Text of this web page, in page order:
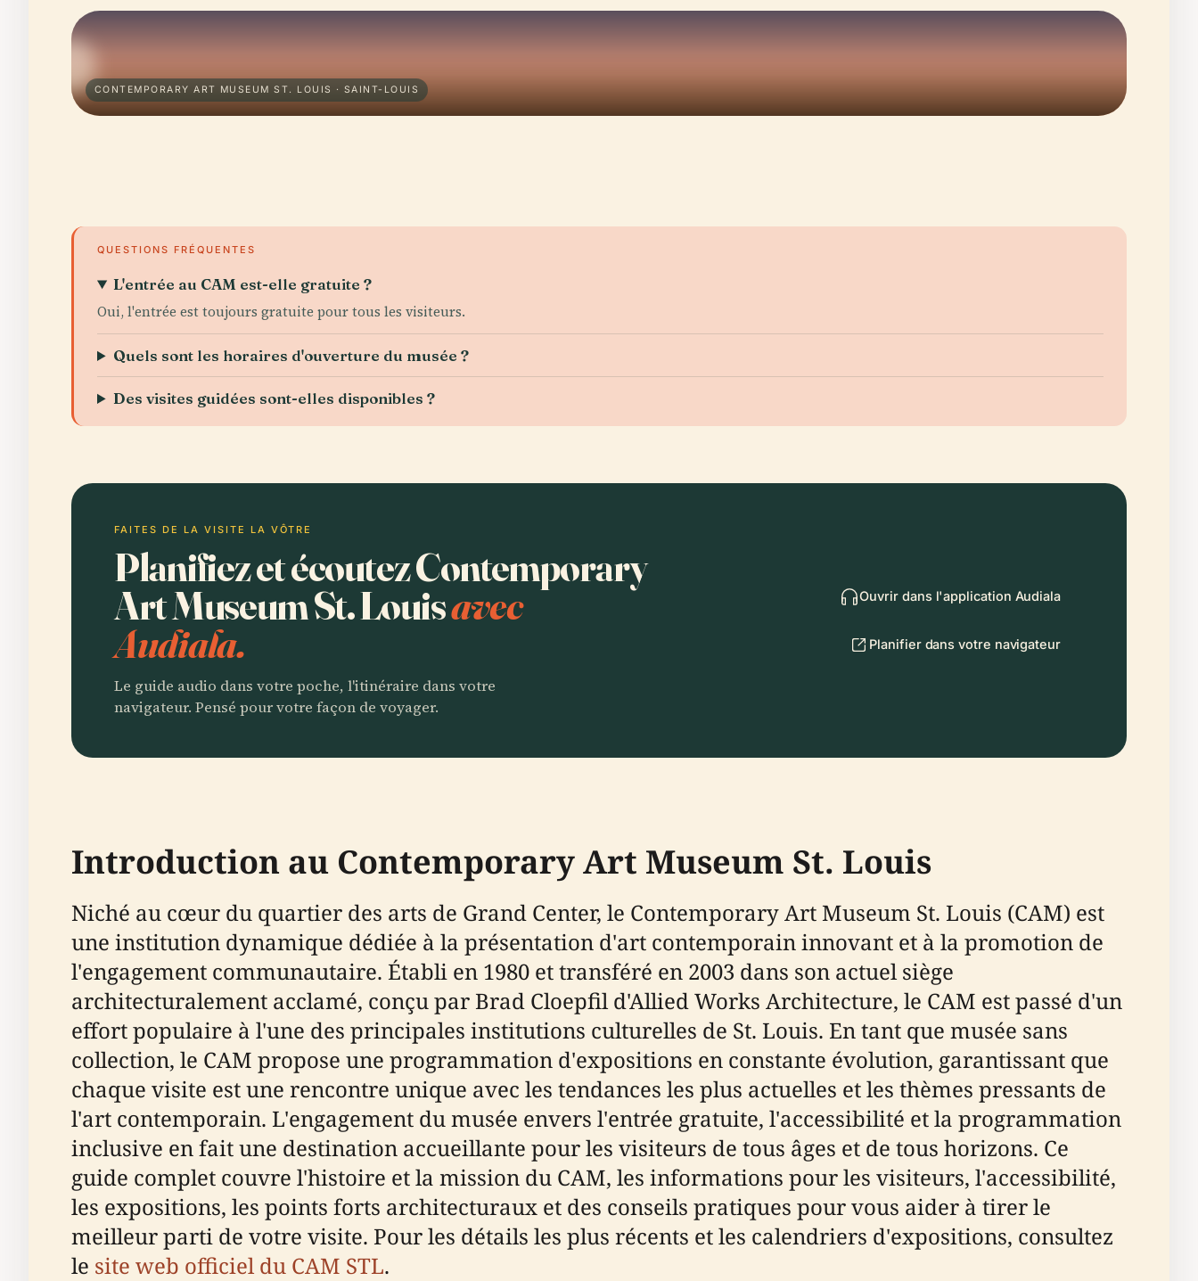
CONTEMPORARY ART MUSEUM ST. LOUIS · SAINT-LOUIS
QUESTIONS FRÉQUENTES
L'entrée au CAM est-elle gratuite ?
Oui, l'entrée est toujours gratuite pour tous les visiteurs.
Quels sont les horaires d'ouverture du musée ?
Des visites guidées sont-elles disponibles ?
FAITES DE LA VISITE LA VÔTRE
Planifiez et écoutez Contemporary
Art Museum St. Louisavec
Audiala.
Le guide audio dans votre poche, l'itinéraire dans votre
navigateur. Pensé pour votre façon de voyager.
Ouvrir dans l'application Audiala
Planifier dans votre navigateur
Introduction au Contemporary Art Museum St. Louis
Niché au cœur du quartier des arts de Grand Center, le Contemporary Art Museum St. Louis (CAM) est
une institution dynamique dédiée à la présentation d'art contemporain innovant et à la promotion de
l'engagement communautaire. Établi en 1980 et transféré en 2003 dans son actuel siège
architecturalement acclamé, conçu par Brad Cloepfil d'Allied Works Architecture, le CAM est passé d'un
effort populaire à l'une des principales institutions culturelles de St. Louis. En tant que musée sans
collection, le CAM propose une programmation d'expositions en constante évolution, garantissant que
chaque visite est une rencontre unique avec les tendances les plus actuelles et les thèmes pressants de
l'art contemporain. L'engagement du musée envers l'entrée gratuite, l'accessibilité et la programmation
inclusive en fait une destination accueillante pour les visiteurs de tous âges et de tous horizons. Ce
guide complet couvre l'histoire et la mission du CAM, les informations pour les visiteurs, l'accessibilité,
les expositions, les points forts architecturaux et des conseils pratiques pour vous aider à tirer le
meilleur parti de votre visite. Pour les détails les plus récents et les calendriers d'expositions, consultez
le site web officiel du CAM STL.